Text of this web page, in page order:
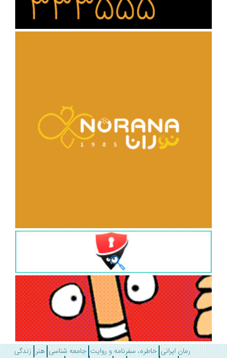
رمان ایرانی خاطره، سفرنامه و روایت جامعه شناسی هنر زندگی